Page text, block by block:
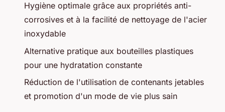
Hygiène optimale grâce aux propriétés anti-
corrosives et à la facilité de nettoyage de l'acier
inoxydable
Alternative pratique aux bouteilles plastiques
pour une hydratation constante
Réduction de l'utilisation de contenants jetables
et promotion d'un mode de vie plus sain